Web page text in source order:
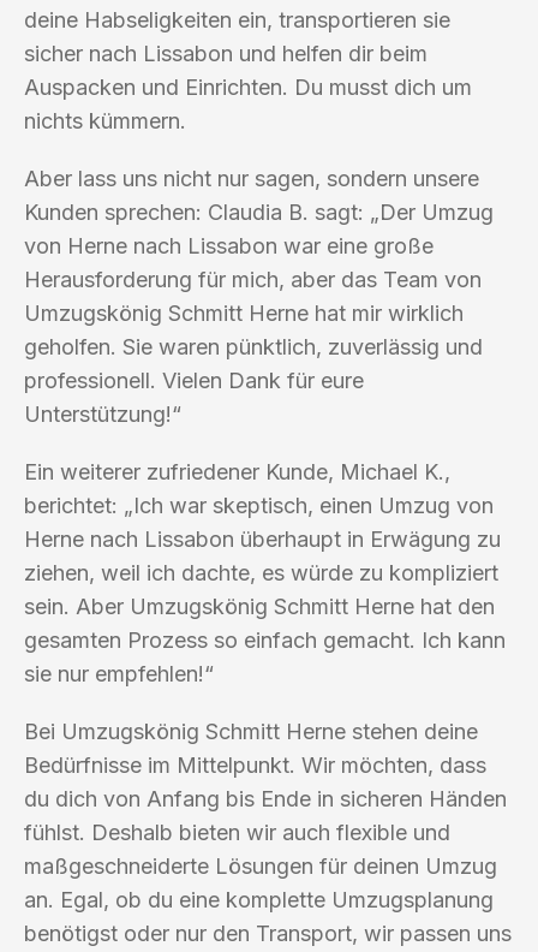
deine Habseligkeiten ein, transportieren sie
sicher nach Lissabon und helfen dir beim
Auspacken und Einrichten. Du musst dich um
nichts kümmern.
Aber lass uns nicht nur sagen, sondern unsere
Kunden sprechen: Claudia B. sagt: „Der Umzug
von Herne nach Lissabon war eine große
Herausforderung für mich, aber das Team von
Umzugskönig Schmitt Herne hat mir wirklich
geholfen. Sie waren pünktlich, zuverlässig und
professionell. Vielen Dank für eure
Unterstützung!“
Ein weiterer zufriedener Kunde, Michael K.,
berichtet: „Ich war skeptisch, einen Umzug von
Herne nach Lissabon überhaupt in Erwägung zu
ziehen, weil ich dachte, es würde zu kompliziert
sein. Aber Umzugskönig Schmitt Herne hat den
gesamten Prozess so einfach gemacht. Ich kann
sie nur empfehlen!“
Bei Umzugskönig Schmitt Herne stehen deine
Bedürfnisse im Mittelpunkt. Wir möchten, dass
du dich von Anfang bis Ende in sicheren Händen
fühlst. Deshalb bieten wir auch flexible und
maßgeschneiderte Lösungen für deinen Umzug
an. Egal, ob du eine komplette Umzugsplanung
benötigst oder nur den Transport, wir passen uns